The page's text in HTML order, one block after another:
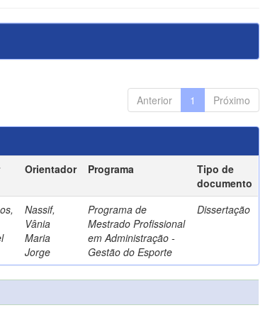
Anterior 1 Próximo
Orientador Programa
Tipo de
documento
Nassif,
Vânia
Maria
Jorge
Programa de
Mestrado Profissional
em Administração -
Gestão do Esporte
Dissertação